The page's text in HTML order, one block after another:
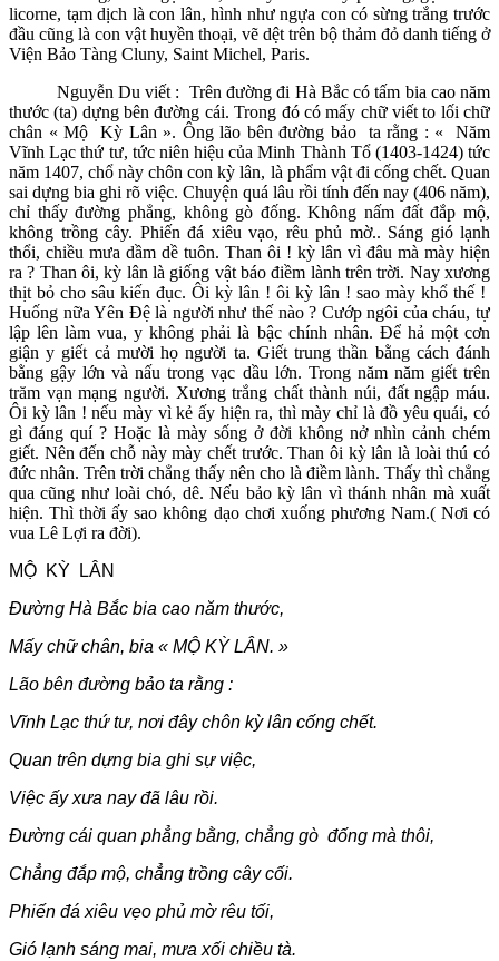
licorne, tạm dịch là con lân, hình như ngựa con có sừng trắng trước
đầu cũng là con vật huyền thoại, vẽ dệt trên bộ thảm đỏ danh tiếng ở
Viện Bảo Tàng Cluny, Saint Michel, Paris.
Nguyễn Du viết : Trên đường đi Hà Bắc có tấm bia cao năm
thước (ta) dựng bên đường cái. Trong đó có mấy chữ viết to lối chữ
chân « Mộ Kỳ Lân ». Ông lão bên đường bảo ta rằng : « Năm
Vĩnh Lạc thứ tư, tức niên hiệu của Minh Thành Tổ (1403-1424) tức
năm 1407, chổ này chôn con kỳ lân, là phẩm vật đi cống chết. Quan
sai dựng bia ghi rõ việc. Chuyện quá lâu rồi tính đến nay (406 năm),
chỉ thấy đường phẳng, không gò đống. Không nấm đất đắp mộ,
không trồng cây. Phiến đá xiêu vạo, rêu phủ mờ.. Sáng gió lạnh
thổi, chiều mưa dầm dề tuôn. Than ôi ! kỳ lân vì đâu mà mày hiện
ra ? Than ôi, kỳ lân là giống vật báo điềm lành trên trời. Nay xương
thịt bỏ cho sâu kiến đục. Ôi kỳ lân ! ôi kỳ lân ! sao mày khổ thế !
Huống nữa Yên Đệ là người như thế nào ? Cướp ngôi của cháu, tự
lập lên làm vua, y không phải là bậc chính nhân. Để hả một cơn
giận y giết cả mười họ người ta. Giết trung thần bằng cách đánh
bằng gậy lớn và nấu trong vạc dầu lớn. Trong năm năm giết trên
trăm vạn mạng người. Xương trắng chất thành núi, đất ngập máu.
Ôi kỳ lân ! nếu mày vì kẻ ấy hiện ra, thì mày chỉ là đồ yêu quái, có
gì đáng quí ? Hoặc là mày sống ở đời không nở nhìn cảnh chém
giết. Nên đến chỗ này mày chết trước. Than ôi kỳ lân là loài thú có
đức nhân. Trên trời chẳng thấy nên cho là điềm lành. Thấy thì chẳng
qua cũng như loài chó, dê. Nếu bảo kỳ lân vì thánh nhân mà xuất
hiện. Thì thời ấy sao không dạo chơi xuống phương Nam.( Nơi có
vua Lê Lợi ra đời).
MỘ KỲ LÂN
Đường Hà Bắc bia cao năm thước,
Mấy chữ chân, bia « MỘ KỲ LÂN. »
Lão bên đường bảo ta rằng :
Vĩnh Lạc thứ tư, nơi đây chôn kỳ lân cống chết.
Quan trên dựng bia ghi sự việc,
Việc ấy xưa nay đã lâu rồi.
Đường cái quan phẳng bằng, chẳng gò đống mà thôi,
Chẳng đắp mộ, chẳng trồng cây cối.
Phiến đá xiêu vẹo phủ mờ rêu tối,
Gió lạnh sáng mai, mưa xối chiều tà.